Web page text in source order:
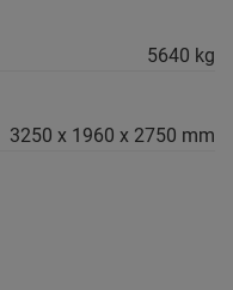
5640 kg
3250 x 1960 x 2750 mm